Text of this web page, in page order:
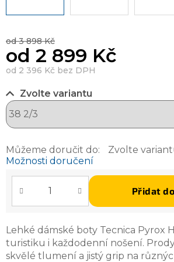
od 3 898 Kč
od 2 899 Kč
od 2 396 Kč bez DPH
Zvolte variantu
Můžeme doručit do:
Zvolte
Možnosti doručení
Přidat
Lehké dámské boty Tecnica Pyrox
turistiku i každodenní nošení.
skvělé tlumení a jistý grip na